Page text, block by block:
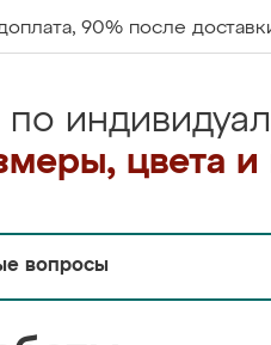
90% после
по
цвета и
вопросы